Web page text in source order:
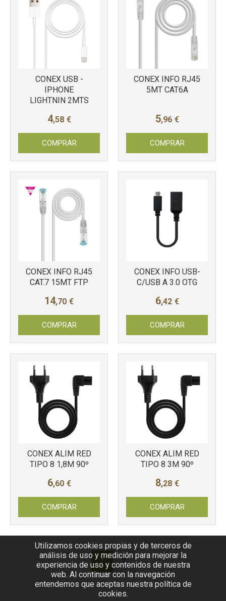
CONEX USB -
IPHONE
LIGHTNIN 2MTS
4,58 €
COMPRAR
CONEX INFO RJ45
5MT CAT6A
5,96 €
COMPRAR
CONEX INFO RJ45
CAT.7 15MT FTP
14,70 €
COMPRAR
CONEX INFO USB-
C/USB A 3.0 OTG
6,42 €
COMPRAR
CONEX ALIM RED
TIPO 8 1,8M 90º
6,60 €
COMPRAR
CONEX ALIM RED
TIPO 8 3M 90º
8,28 €
COMPRAR
1 2
Utilizamos cookies propias y de terceros de
análisis de uso y medición para mejorar la
experiencia de uso y contenidos de nuestra
web. Al continuar con la navegación
entendemos que aceptas nuestra política de
cookies.